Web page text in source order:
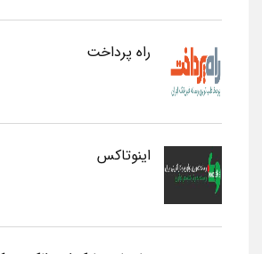
راه پرداخت
اینوتاکس